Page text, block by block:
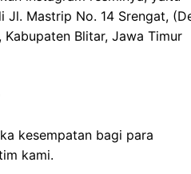
Mastrip No. 14 Srengat,
Kabupaten Blitar, Jawa Timur
kesempatan bagi para
kami.